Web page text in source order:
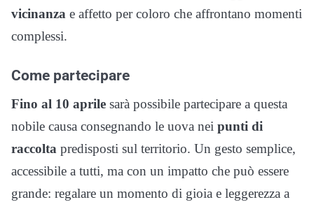
vicinanza e affetto per coloro che affrontano momenti
complessi.
Come partecipare
Fino al 10 aprile sarà possibile partecipare a questa
nobile causa consegnando le uova nei punti di
raccolta predisposti sul territorio. Un gesto semplice,
accessibile a tutti, ma con un impatto che può essere
grande: regalare un momento di gioia e leggerezza a